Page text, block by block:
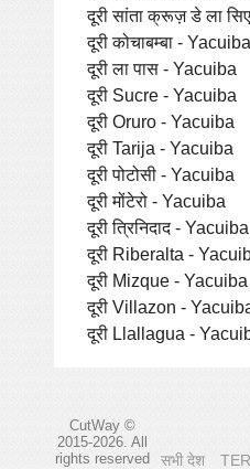
दूरी सांता क्रूज़ डे ला
दूरी कोचाबम्बा - Yacuiba
दूरी ला पास - Yacuiba
दूरी Sucre - Yacuiba
दूरी Oruro - Yacuiba
दूरी Tarija - Yacuiba
दूरी पोटोसी - Yacuiba
दूरी मोंटेरो - Yacuiba
दूरी त्रिनिदाद - Yacuiba
दूरी Riberalta -
दूरी Mizque - Yacuiba
दूरी Villazon -
दूरी Llallagua -
CutWay ©
2015-2026. All
rights reserved
सभी देश